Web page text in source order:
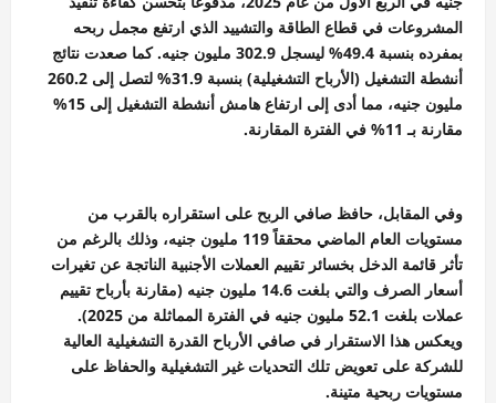
المشروعات في قطاع الطاقة والتشييد الذي ارتفع مجمل ربحه
بمفرده بنسبة 49.4% ليسجل 302.9 مليون جنيه. كما صعدت نتائج
أنشطة التشغيل (الأرباح التشغيلية) بنسبة 31.9% لتصل إلى 260.2
مليون جنيه، مما أدى إلى ارتفاع هامش أنشطة التشغيل إلى 15%
مقارنة بـ 11% في الفترة المقارنة.
وفي المقابل، حافظ صافي الربح على استقراره بالقرب من
مستويات العام الماضي محققاً 119 مليون جنيه، وذلك بالرغم من
تأثر قائمة الدخل بخسائر تقييم العملات الأجنبية الناتجة عن تغيرات
أسعار الصرف والتي بلغت 14.6 مليون جنيه (مقارنة بأرباح تقييم
عملات بلغت 52.1 مليون جنيه في الفترة المماثلة من 2025).
ويعكس هذا الاستقرار في صافي الأرباح القدرة التشغيلية العالية
للشركة على تعويض تلك التحديات غير التشغيلية والحفاظ على
مستويات ربحية متينة.